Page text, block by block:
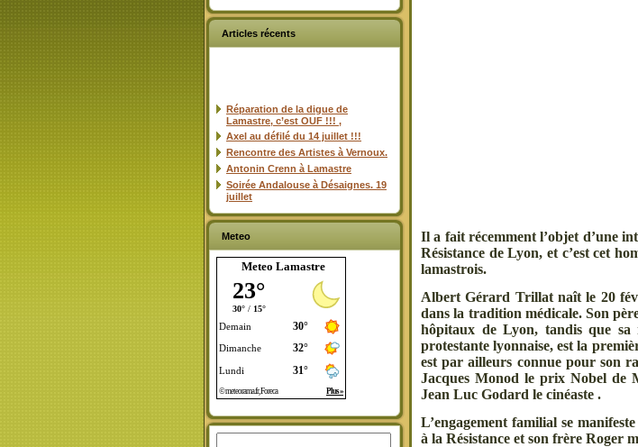
Articles récents
Réparation de la digue de
Lamastre, c’est OUF !!! ,
Axel au défilé du 14 juillet !!!
Rencontre des Artistes à Vernoux.
Antonin Crenn à Lamastre
Soirée Andalouse à Désaignes. 19
juillet
Meteo
Meteo Lamastre
Il a fait récemment l’objet d’une
Résistance de Lyon, et c’est cet
lamastrois.
Albert Gérard Trillat naît le 20
dans la tradition médicale. Son
hôpitaux de Lyon, tandis que sa
protestante lyonnaise, est la
est par ailleurs connue pour son
Jacques Monod le prix Nobel de
Jean Luc Godard le cinéaste .
L’engagement familial se
à la Résistance et son frère Roger